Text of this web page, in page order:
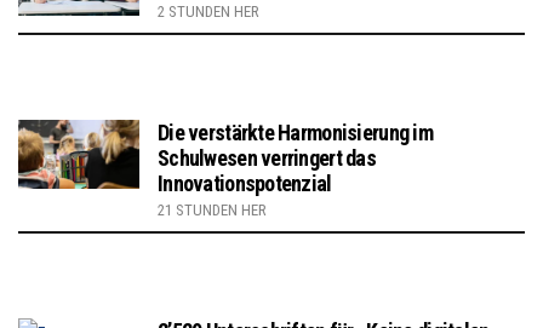
2 STUNDEN HER
Die verstärkte Harmonisierung im
Schulwesen verringert das
Innovationspotenzial
21 STUNDEN HER